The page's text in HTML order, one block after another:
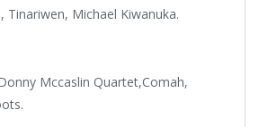
Tinariwen, Michael Kiwanuka.
Mccaslin Quartet,Comah,